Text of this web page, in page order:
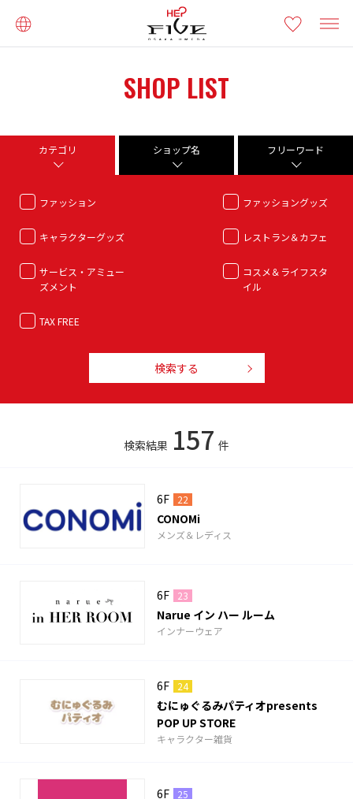
SHOP LIST
カテゴリ ショップ名 フリーワード
ファッション ファッショングッズ
キャラクターグッズ レストラン＆カフェ
サービス・アミュー
ズメント
コスメ＆ライフスタ
イル
TAX FREE
検索する
検索結果 157 件
6F 22
CONOMi
メンズ＆レディス
6F 23
Narue イン ハー ルーム
インナーウェア
6F 24
むにゅぐるみパティオpresents
POP UP STORE
キャラクター雑貨
6F 25